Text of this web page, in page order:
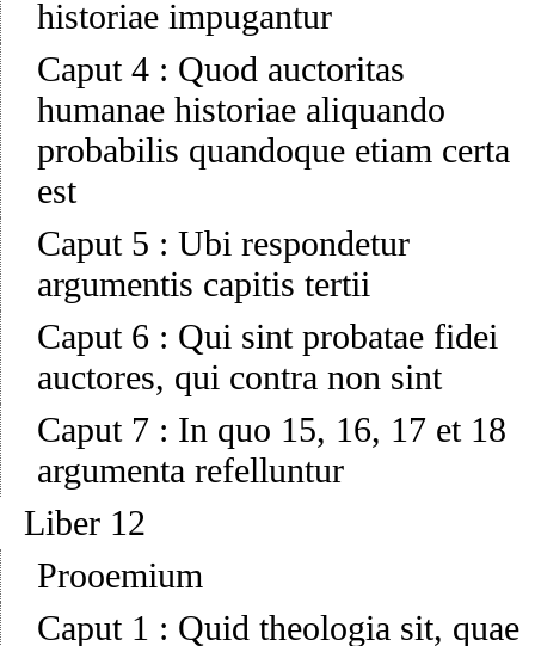
historiae impugantur
Caput 4 : Quod auctoritas
humanae historiae aliquando
probabilis quandoque etiam certa
est
Caput 5 : Ubi respondetur
argumentis capitis tertii
Caput 6 : Qui sint probatae fidei
auctores, qui contra non sint
Caput 7 : In quo 15, 16, 17 et 18
argumenta refelluntur
Liber 12
Prooemium
Caput 1 : Quid theologia sit, quae